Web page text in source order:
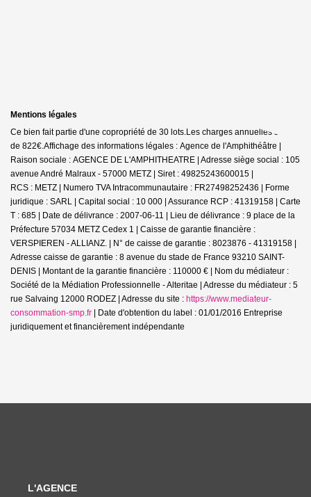
Mentions légales
Ce bien fait partie d'une copropriété de 30 lots.Les charges annuelles sont
de 822€.Affichage des informations légales : Agence de l'Amphithéâtre |
Raison sociale : AGENCE DE L'AMPHITHEATRE | Adresse siège social : 105
avenue André Malraux - 57000 METZ | Siret : 49825243600015 |
RCS : METZ | Numero TVA Intracommunautaire : FR27498252436 | Forme
juridique : SARL | Capital social : 10 000 | Assurance RCP : 41319158 | Carte
T : 685 | Date de délivrance : 2007-06-11 | Lieu de délivrance : 9 place de la
Préfecture 57034 METZ Cedex 1 | Caisse de garantie financière :
VERSPIEREN - ALLIANZ. | N° de caisse de garantie : 8023876 - 41319158 |
Adresse caisse de garantie : 8 avenue du stade de France 93210 SAINT-
DENIS | Montant de la garantie financière : 110000 € | Nom du médiateur :
Société de la Médiation Professionnelle - Alteritae | Adresse du médiateur : 5
rue Salvaing 12000 RODEZ | Adresse du site : https://www.mediateur-
consommation-smp.fr | Date d'obtention du label : 01/01/2016 Entreprise
juridiquement et financièrement indépendante
L'AGENCE